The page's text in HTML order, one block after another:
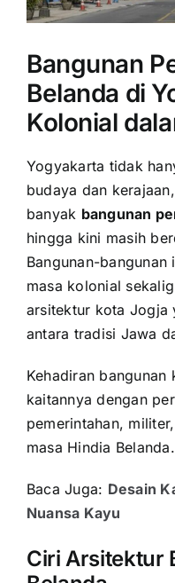
Bangunan
Belanda di
Kolonial
Yogyakarta tidak
budaya dan
banyak bangunan
hingga kini masih
Bangunan-
masa kolonial
arsitektur kota
antara tradisi Jawa
Kehadiran
kaitannya dengan
pemerintahan,
masa Hindia Belanda.
Baca Juga: Desain
Nuansa Kayu
Ciri Arsitektur